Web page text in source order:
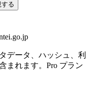
する
データ、ハッシュ、利
まれます。Pro プラン